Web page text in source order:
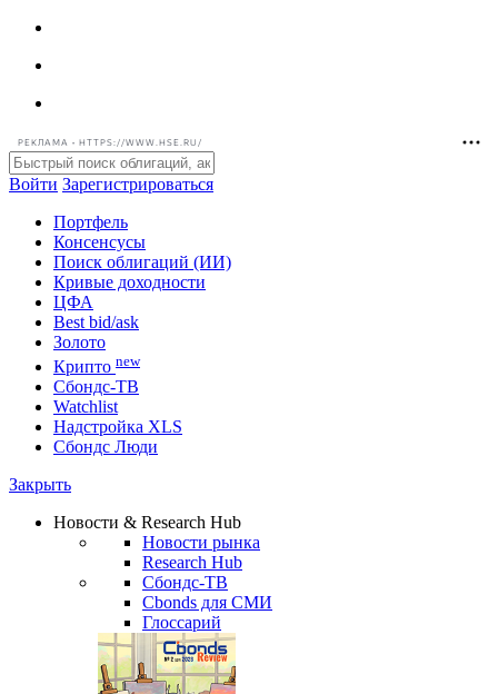
РЕКЛАМА • HTTPS://WWW.HSE.RU/
Войти Зарегистрироваться
Портфель
Консенсусы
Поиск облигаций (ИИ)
Кривые доходности
ЦФА
Best bid/ask
Золото
Крипто new
Watchlist
Сбондс Люди
Новости & Research Hub
Новости рынка
Research Hub
Сбондс-ТВ
Cbonds для СМИ